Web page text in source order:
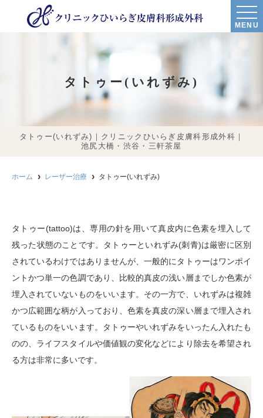
MENU
タトゥー(いれずみ)
タトゥー(いれずみ)｜クリニックひいらぎ皮膚科形成外科｜
池尻大橋・渋谷・三軒茶屋
ホーム レーザー治療 タトゥー(いれずみ)
タトゥー(tattoo)は、専用の針を用いて真皮内に色素を埋入して
残った状態のことです。タトゥーといれずみ(刺青)は厳密に区別
されているわけではありませんが、一般的にタトゥーはワンポイ
ントかつ単一の色調であり、比較的真皮の浅い層までしか色素が
埋入されていないものをいいます。その一方で、いれずみは複雑
かつ広範囲な柄が入っており、色素を真皮の深い層まで埋入され
ているものをいいます。タトゥーやいれずみをいったん入れたも
のの、ライフスタイルや価値観の変化などにより除去を希望され
る方は非常に多いです。